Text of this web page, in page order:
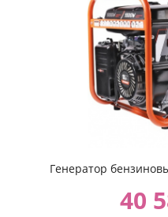
Генератор
40